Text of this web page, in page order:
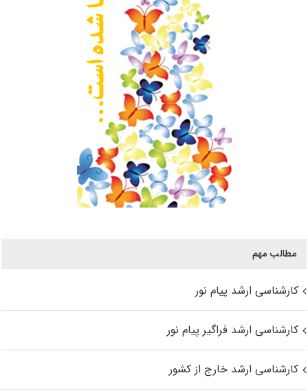
مطالب مهم
کارشناسی ارشد پیام نور
کارشناسی ارشد فراگیر پیام نور
کارشناسی ارشد خارج از کشور